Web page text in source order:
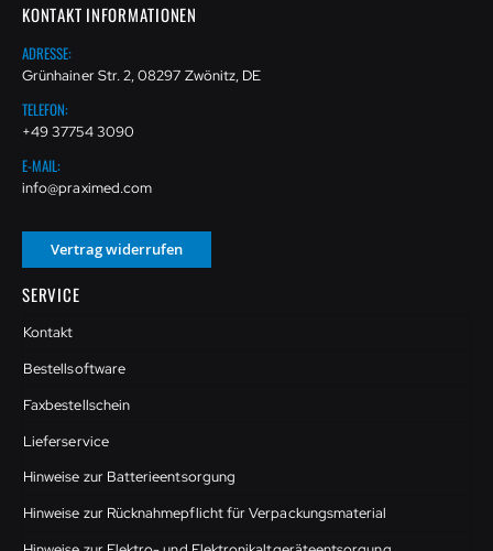
KONTAKT INFORMATIONEN
ADRESSE:
Grünhainer Str. 2, 08297 Zwönitz, DE
TELEFON:
+49 37754 3090
E-MAIL:
info@praximed.com
Vertrag widerrufen
SERVICE
Kontakt
Bestellsoftware
Faxbestellschein
Lieferservice
Hinweise zur Batterieentsorgung
Hinweise zur Rücknahmepflicht für Verpackungsmaterial